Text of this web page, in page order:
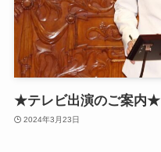
★テレビ出演のご案内★
2024年3月23日